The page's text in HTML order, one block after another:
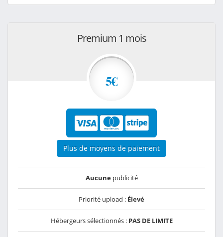
Premium 1 mois
5€
Plus de moyens de paiement
Aucunepublicité
Priorité upload : Élevé
Hébergeurs sélectionnés : PAS DE LIMITE